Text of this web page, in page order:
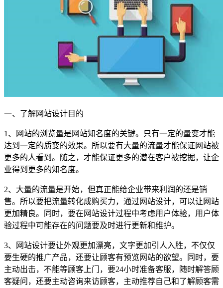
一、了解网站设计目的
1、网站的浏览量是网站知名度的关键。只有一定的量变才能
达到一定的质变的效果。所以要有大量的流量才能保证网站被
更多的人看到。随之，才能保证更多的潜在客户被挖掘，让企
业得到更多的知名度。
2、大量的流量是开始，但真正能给企业带来利润的还是销
售。所以要把流量转化成购买力，通过网站设计，可以让网站
更加精良。同时，要在网站设计过程中考虑用户体验，用户体
验过程中可能存在的问题要及时进行更新和维护。
3、网站设计要让外观更加漂亮，文字更加引人入胜，不仅仅
要生硬的推广产品，还要让顾客有预览网站的欲望。同时，要
主动出击，不能等顾客上门，要24小时准备客服，随时解答顾
客疑问，还要主动咨询来访顾客，主动推荐自己和了解顾客需